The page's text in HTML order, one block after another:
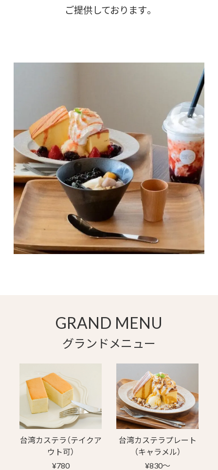
ご提供しております。
GRAND MENU
グランドメニュー
台湾カステラ（テイクア
ウト可）
¥780
台湾カステラプレート
（キャラメル）
¥830〜